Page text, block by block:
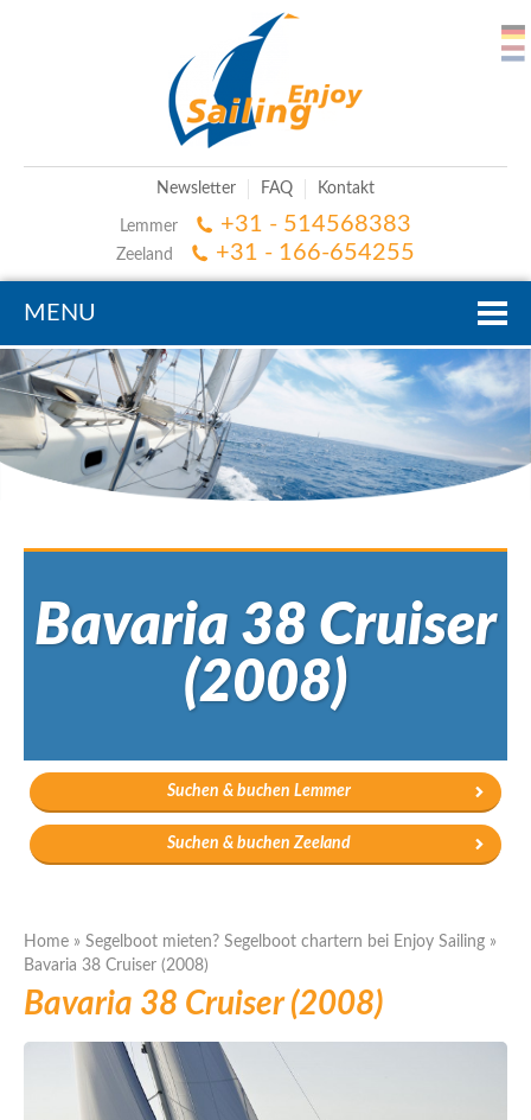
Newsletter FAQ Kontakt
Lemmer +31 - 514568383
Zeeland +31 - 166-654255
MENU
Bavaria 38 Cruiser
(2008)
Suchen & buchen Lemmer
Suchen & buchen Zeeland
Home » Segelboot mieten? Segelboot chartern bei Enjoy Sailing »
Bavaria 38 Cruiser (2008)
Bavaria 38 Cruiser (2008)